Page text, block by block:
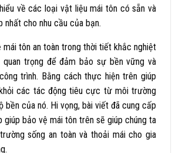
về các loại vật liệu mái tôn có sẵn và
nhất cho nhu cầu của bạn.
mái tôn an toàn trong thời tiết khắc nghiệt
quan trọng để đảm bảo sự bền vững và
trình. Bằng cách thực hiện trên giúp
các tác động tiêu cực từ môi trường
bền của nó. Hi vọng, bài viết đã cung cấp
giúp bảo vệ mái tôn trên sẽ giúp chúng ta
sống an toàn và thoải mái cho gia